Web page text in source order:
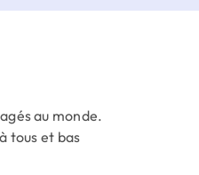
au monde.
tous et bas